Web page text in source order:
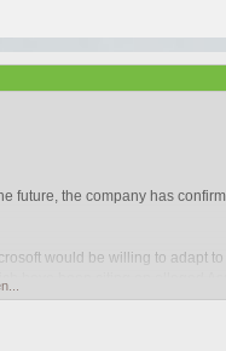
future, the company has
would be willing to adapt
have been citing an alleged
formats,"